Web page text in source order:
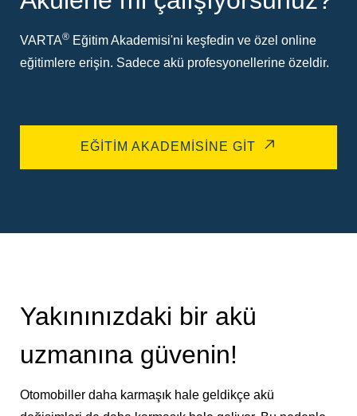
VARTA® Eğitim Akademisi'ni keşfedin ve özel online
eğitimlere erişin. Sadece akü profesyonellerine özeldir.
EĞITIM AKADEMISINE GIT
Yakınınızdaki bir akü
uzmanına güvenin!
Otomobiller daha karmaşık hale geldikçe akü